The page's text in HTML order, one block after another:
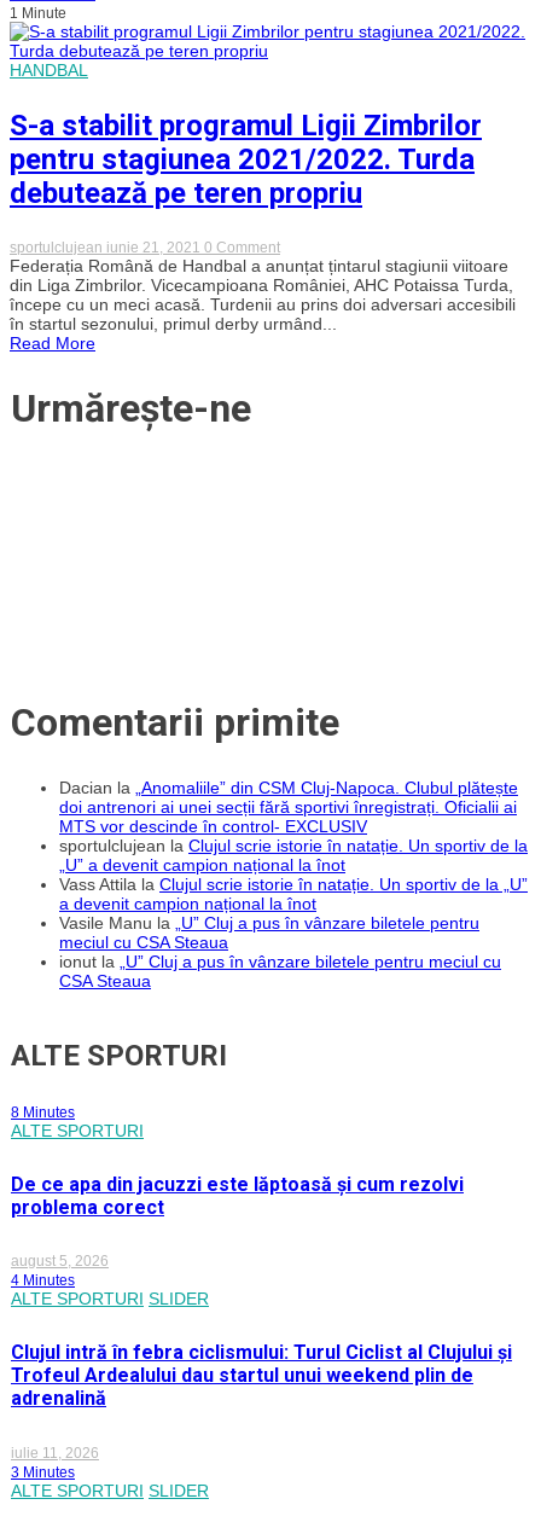
în
viitor
1 Minute
HANDBAL
S-a stabilit programul Ligii Zimbrilor
pentru stagiunea 2021/2022. Turda
debutează pe teren propriu
sportulclujean iunie 21, 2021 0 Commenton
S-
a
stabilit
programul
Ligii
Federația Română de Handbal a anunțat țintarul stagiunii viitoare
din Liga Zimbrilor. Vicecampioana României, AHC Potaissa Turda,
începe cu un meci acasă. Turdenii au prins doi adversari accesibili
în startul sezonului, primul derby urmând...
Read More
Urmărește-ne
Comentarii primite
Dacian la
„Anomaliile” din CSM Cluj-Napoca. Clubul plătește
doi antrenori ai unei secții fără sportivi înregistrați. Oficialii ai
MTS vor descinde în control- EXCLUSIV
sportulclujean la Clujul scrie istorie în natație. Un sportiv de la
„U” a devenit campion național la înot
Vass Attila la Clujul scrie istorie în natație. Un sportiv de la „U”
a devenit campion național la înot
Vasile Manu la
„U” Cluj a pus în vânzare biletele pentru
meciul cu CSA Steaua
ionut la
„U” Cluj a pus în vânzare biletele pentru meciul cu
CSA Steaua
ALTE SPORTURI
8 Minutes
ALTE SPORTURI
De ce apa din jacuzzi este lăptoasă și cum rezolvi
problema corect
august 5, 2026
4 Minutes
ALTE SPORTURI SLIDER
Clujul intră în febra ciclismului: Turul Ciclist al Clujului și
Trofeul Ardealului dau startul unui weekend plin de
adrenalină
iulie 11, 2026
3 Minutes
ALTE SPORTURI SLIDER